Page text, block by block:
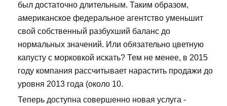
был достаточно длительным. Таким образом,
американское федеральное агентство уменьшит
свой собственный разбухший баланс до
нормальных значений. Или обязательно цветную
капусту с морковкой искать? Тем не менее, в 2015
году компания рассчитывает нарастить продажи до
уровня 2013 года (около 10.
Теперь доступна совершенно новая услуга -